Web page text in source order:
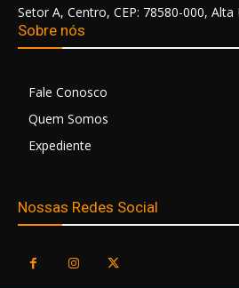
Setor A, Centro, CEP: 78580-000,
Sobre nós
Fale Conosco
Quem Somos
Expediente
Nossas Redes Social